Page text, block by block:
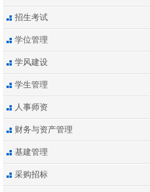
招生考试
学位管理
学风建设
学生管理
人事师资
财务与资产管理
基建管理
采购招标